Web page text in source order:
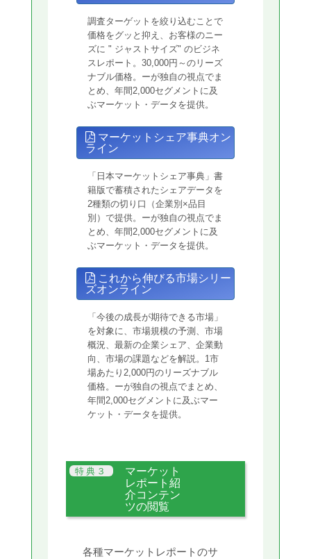
調査ターゲットを絞り込むことで
価格をグッと抑え、お客様のニー
ズに " ジャストサイズ" のビジネ
スレポート。30,000円～のリーズ
ナブル価格。ーが独自の視点でま
とめ、年間2,000セグメントに及
ぶマーケット・データを提供。
マーケットシェア事典オン
ライン
「日本マーケットシェア事典」書
籍版で蓄積されたシェアデータを
2種類の切り口（企業別×品目
別）で提供。ーが独自の視点でま
とめ、年間2,000セグメントに及
ぶマーケット・データを提供。
これから伸びる市場シリー
ズオンライン
「今後の成長が期待できる市場」
を対象に、市場規模の予測、市場
概況、最新の企業シェア、企業動
向、市場の課題などを解説。1市
場あたり2,000円のリーズナブル
価格。ーが独自の視点でまとめ、
年間2,000セグメントに及ぶマー
ケット・データを提供。
マーケット
レポート紹
介コンテン
ツの閲覧
各種マーケットレポートのサ